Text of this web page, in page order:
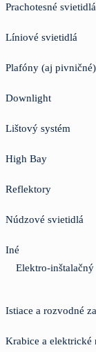
Prachotesné svietidlá
Líniové svietidlá
Plafóny (aj pivničné)
Downlight
Lištový systém
High Bay
Reflektory
Núdzové svietidlá
Iné
Elektro-inštalačný
Istiace a rozvodné
Krabice a elektrické